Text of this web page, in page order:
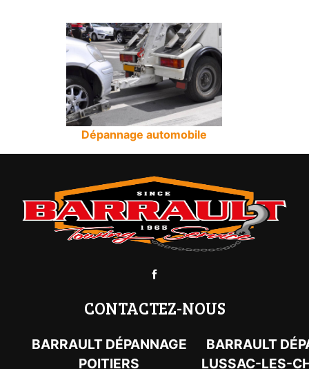
Dépannage automobile
CONTACTEZ-NOUS
BARRAULT DÉPANNAGE
POITIERS
BARRAULT
LUSSAC-LES-